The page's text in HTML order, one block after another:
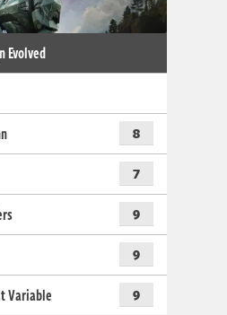
Evolved
8
7
9
9
Variable 9